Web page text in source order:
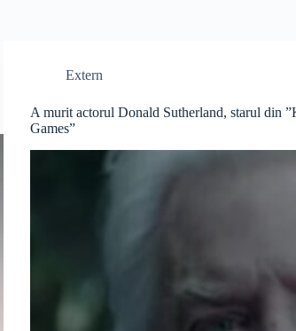
Extern
A murit actorul Donald Sutherland, starul din
Games”